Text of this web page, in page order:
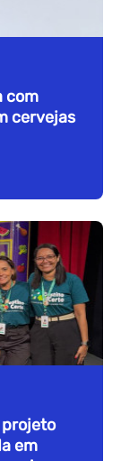
com
cervejas
em